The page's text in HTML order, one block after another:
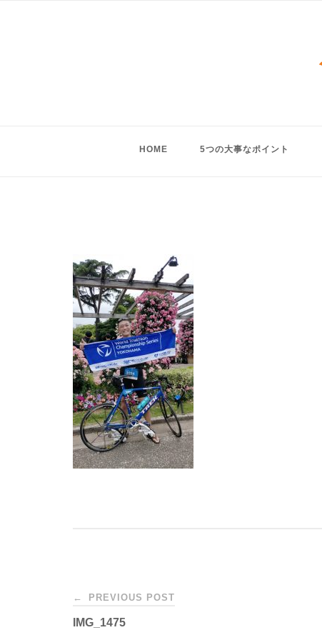
HOME 5つの大事なポイント
Post
navigation
← PREVIOUS POST
IMG_1475